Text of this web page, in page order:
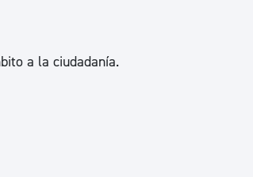
a la ciudadanía.